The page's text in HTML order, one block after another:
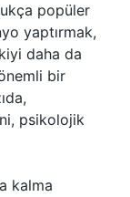
popüler
yaptırmak,
daha da
bir
psikolojik
kalma